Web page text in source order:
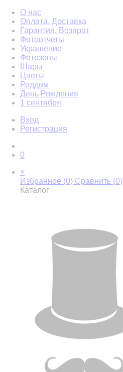
О нас
Оплата. Доставка
Гарантия. Возврат
Фотоотчеты
Украшение
Фотозоны
Шары
Цветы
Роддом
День Рождения
1 сентября
Вход
Регистрация
0
×
Избранное (0) Сравнить (0)
Каталог